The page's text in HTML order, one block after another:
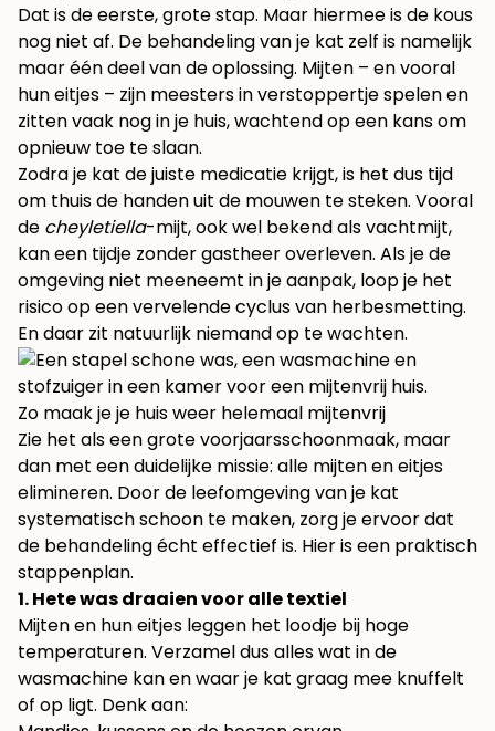
Dat is de eerste, grote stap. Maar hiermee is de kous
nog niet af. De behandeling van je kat zelf is namelijk
maar één deel van de oplossing. Mijten – en vooral
hun eitjes – zijn meesters in verstoppertje spelen en
zitten vaak nog in je huis, wachtend op een kans om
opnieuw toe te slaan.
Zodra je kat de juiste medicatie krijgt, is het dus tijd
om thuis de handen uit de mouwen te steken. Vooral
de cheyletiella-mijt, ook wel bekend als vachtmijt,
kan een tijdje zonder gastheer overleven. Als je de
omgeving niet meeneemt in je aanpak, loop je het
risico op een vervelende cyclus van herbesmetting.
En daar zit natuurlijk niemand op te wachten.
Zo maak je je huis weer helemaal mijtenvrij
Zie het als een grote voorjaarsschoonmaak, maar
dan met een duidelijke missie: alle mijten en eitjes
elimineren. Door de leefomgeving van je kat
systematisch schoon te maken, zorg je ervoor dat
de behandeling écht effectief is. Hier is een praktisch
stappenplan.
1. Hete was draaien voor alle textiel
Mijten en hun eitjes leggen het loodje bij hoge
temperaturen. Verzamel dus alles wat in de
wasmachine kan en waar je kat graag mee knuffelt
of op ligt. Denk aan: